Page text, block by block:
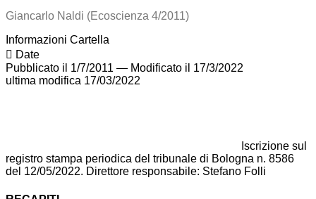
Giancarlo Naldi (Ecoscienza 4/2011)
Informazioni Cartella
Date
Pubblicato il 1/7/2011 — Modificato il 17/3/2022
ultima modifica 17/03/2022
Iscrizione sul
registro stampa periodica del tribunale di Bologna n. 8586
del 12/05/2022. Direttore responsabile: Stefano Folli